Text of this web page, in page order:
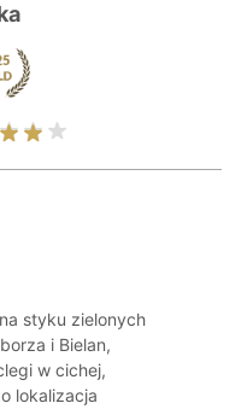
styku zielonych
i Bielan,
w cichej,
lokalizacja